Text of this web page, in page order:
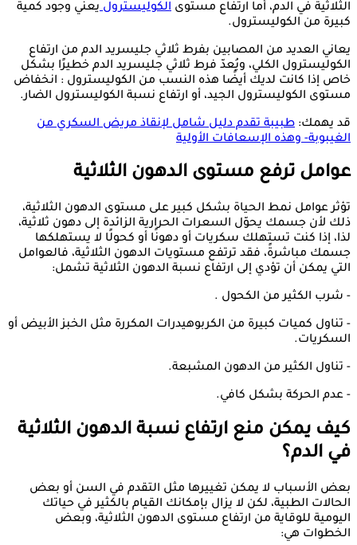
الثلاثية في الدم، أما ارتفاع مستوى الكوليستروليعني وجود كمية
كبيرة من الكوليسترول.
يعاني العديد من المصابين بفرط ثلاثي جليسريد الدم من ارتفاع
الكوليسترول الكلي، ويُعدّ فرط ثلاثي جليسريد الدم خطيرًا بشكل
خاص إذا كانت لديك أيضًا هذه النسب من الكوليسترول : انخفاض
مستوى الكوليسترول الجيد، أو ارتفاع نسبة الكوليسترول الضار.
قد يهمك: طبيبة تقدم دليل شامل لإنقاذ مريض السكري من
الغيبوبة- وهذه الإسعافات الأولية
عوامل ترفع مستوى الدهون الثلاثية
تؤثر عوامل نمط الحياة بشكل كبير على مستوى الدهون الثلاثية،
ذلك لأن جسمك يحوّل السعرات الحرارية الزائدة إلى دهون ثلاثية،
لذا، إذا كنت تستهلك سكريات أو دهونًا أو كحولًا لا يستهلكها
جسمك مباشرةً، فقد ترتفع مستويات الدهون الثلاثية، فالعوامل
التي يمكن أن تؤدي إلى ارتفاع نسبة الدهون الثلاثية تشمل:
- شرب الكثير من الكحول .
- تناول كميات كبيرة من الكربوهيدرات المكررة مثل الخبز الأبيض أو
السكريات.
- تناول الكثير من الدهون المشبعة.
- عدم الحركة بشكل كافي.
كيف يمكن منع ارتفاع نسبة الدهون الثلاثية
في الدم؟
بعض الأسباب لا يمكن تغييرها مثل التقدم في السن أو بعض
الحالات الطبية، لكن لا يزال بإمكانك القيام بالكثير في حياتك
اليومية للوقاية من ارتفاع مستوى الدهون الثلاثية، وبعض
الخطوات هي: